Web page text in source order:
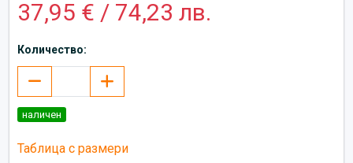
37,95 € / 74,23 лв.
Количество:
наличен
Таблица с размери